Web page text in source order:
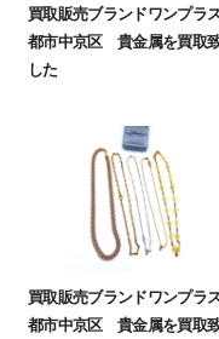
買取販売ブランドワンプ
都市中京区 貴金属を買取
した
買取販売ブランドワンプ
都市中京区 貴金属を買取